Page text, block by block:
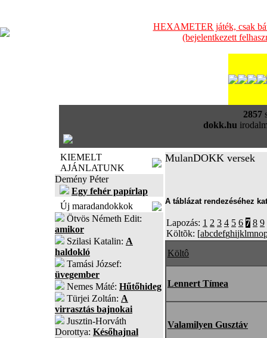
HEXAMETER játék, csak
(bejelentkezett
2857
dokk.hu
KIEMELT
AJÁNLATUNK
Demény Péter
Egy fehér papírlap
Új maradandokkok
Ötvös Németh Edit:
amikor
Szilasi Katalin: A
haldokló
Tamási József:
üvegember
Nemes Máté: Hűtőhideg
Türjei Zoltán: A
virrasztás bajnokai
Jusztin-Horváth
Dorottya: Későhajnal
MulanDOKK versek
A táblázat rendezéséhez
Lapozás: 1 2 3 4 5 6 7 8 9
Költõk: [abcdefghijklmno
Költô
Lennert Tímea
Valamilyen Gusztáv